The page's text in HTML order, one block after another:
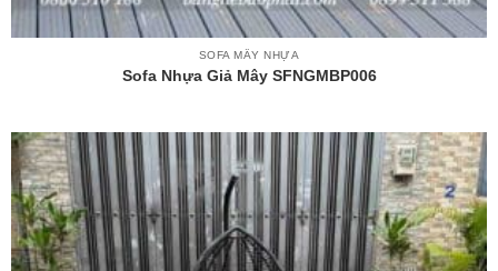
SOFA MÂY NHỰA
Sofa Nhựa Giả Mây SFNGMBP006